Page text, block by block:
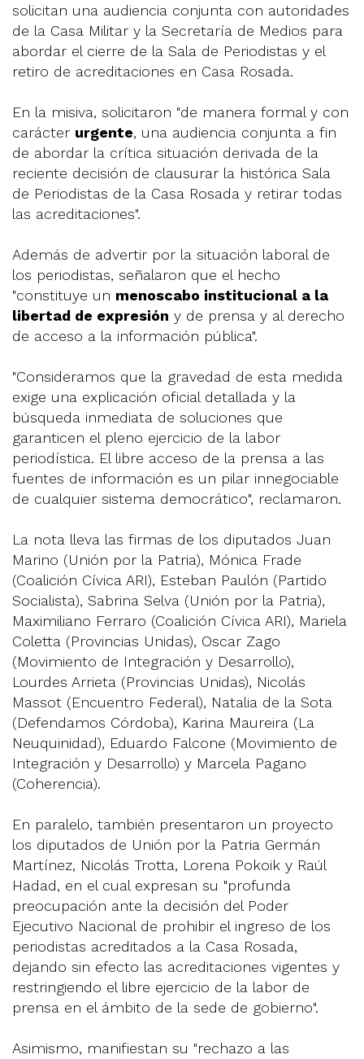
solicitan una audiencia conjunta con autoridades
de la Casa Militar y la Secretaría de Medios para
abordar el cierre de la Sala de Periodistas y el
retiro de acreditaciones en Casa Rosada.
En la misiva, solicitaron "de manera formal y con
carácter urgente, una audiencia conjunta a fin
de abordar la crítica situación derivada de la
reciente decisión de clausurar la histórica Sala
de Periodistas de la Casa Rosada y retirar todas
las acreditaciones".
Además de advertir por la situación laboral de
los periodistas, señalaron que el hecho
"constituye un menoscabo institucional a la
libertad de expresión y de prensa y al derecho
de acceso a la información pública".
"Consideramos que la gravedad de esta medida
exige una explicación oficial detallada y la
búsqueda inmediata de soluciones que
garanticen el pleno ejercicio de la labor
periodística. El libre acceso de la prensa a las
fuentes de información es un pilar innegociable
de cualquier sistema democrático", reclamaron.
La nota lleva las firmas de los diputados Juan
Marino (Unión por la Patria), Mónica Frade
(Coalición Cívica ARI), Esteban Paulón (Partido
Socialista), Sabrina Selva (Unión por la Patria),
Maximiliano Ferraro (Coalición Cívica ARI), Mariela
Coletta (Provincias Unidas), Oscar Zago
(Movimiento de Integración y Desarrollo),
Lourdes Arrieta (Provincias Unidas), Nicolás
Massot (Encuentro Federal), Natalia de la Sota
(Defendamos Córdoba), Karina Maureira (La
Neuquinidad), Eduardo Falcone (Movimiento de
Integración y Desarrollo) y Marcela Pagano
(Coherencia).
En paralelo, también presentaron un proyecto
los diputados de Unión por la Patria Germán
Martínez, Nicolás Trotta, Lorena Pokoik y Raúl
Hadad, en el cual expresan su "profunda
preocupación ante la decisión del Poder
Ejecutivo Nacional de prohibir el ingreso de los
periodistas acreditados a la Casa Rosada,
dejando sin efecto las acreditaciones vigentes y
restringiendo el libre ejercicio de la labor de
prensa en el ámbito de la sede de gobierno".
Asimismo, manifiestan su "rechazo a las